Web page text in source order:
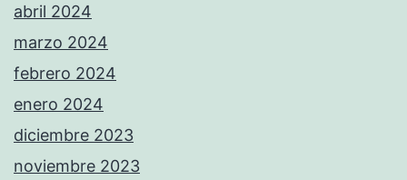
abril 2024
marzo 2024
febrero 2024
enero 2024
diciembre 2023
noviembre 2023